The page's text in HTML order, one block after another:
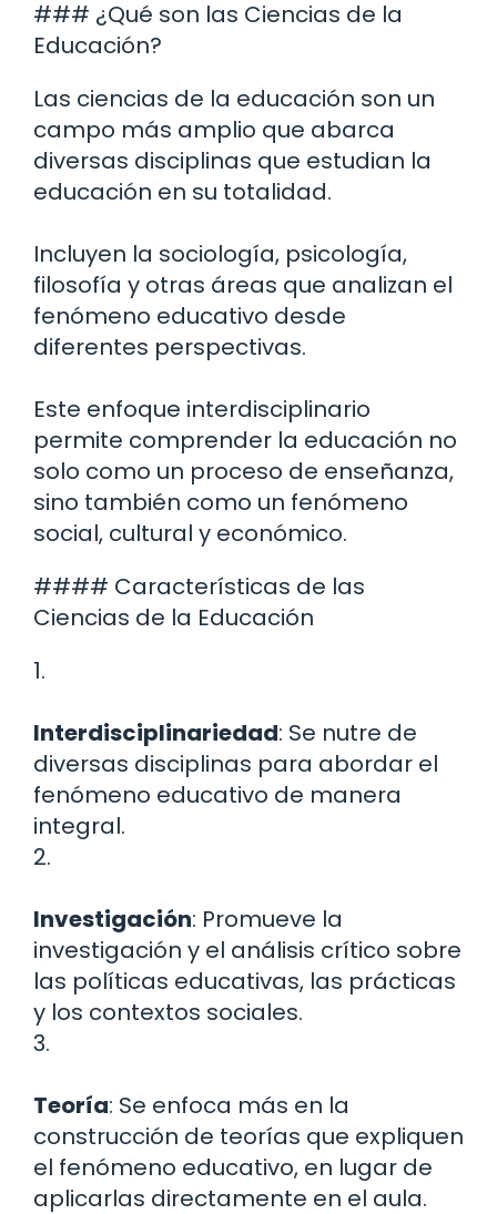
### ¿Qué son las Ciencias de la
Educación?
Las ciencias de la educación son un
campo más amplio que abarca
diversas disciplinas que estudian la
educación en su totalidad.
Incluyen la sociología, psicología,
filosofía y otras áreas que analizan el
fenómeno educativo desde
diferentes perspectivas.
Este enfoque interdisciplinario
permite comprender la educación no
solo como un proceso de enseñanza,
sino también como un fenómeno
social, cultural y económico.
#### Características de las
Ciencias de la Educación
1.
Interdisciplinariedad: Se nutre de
diversas disciplinas para abordar el
fenómeno educativo de manera
integral.
2.
Investigación: Promueve la
investigación y el análisis crítico sobre
las políticas educativas, las prácticas
y los contextos sociales.
3.
Teoría: Se enfoca más en la
construcción de teorías que expliquen
el fenómeno educativo, en lugar de
aplicarlas directamente en el aula.